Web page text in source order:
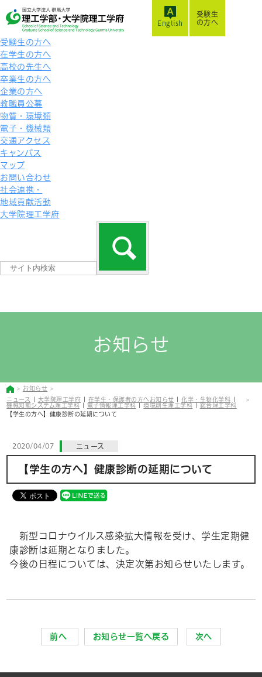
受験生
の方へ
受験生の方へ
在学生の方へ
高校の先生へ
卒業生の方へ
企業の方へ
教職員公募
物質・環境類
電子・機械類
交通アクセス
キャンパス
マップ
お問い合わせ
社会連携・
地域貢献活動
大学院理工学府
English
お知らせ
お知らせ
ニュース
大学院理工学府 在学生・保護者の方へお知らせ |化学・生物化学科
機械知能システム理工学科
電子情報理工学科 |環境創生理工学科
総合理工学科
【学生の方へ】健康診断の延期について
2020/04/07 ニュース
【学生の方へ】健康診断の延期について
新型コロナウイルス感染拡大情報を受け、学生定期健
康診断は延期となりました。
今後の日程については、決定次第お知らせいたします。
前へ お知らせ一覧へ戻る 次へ